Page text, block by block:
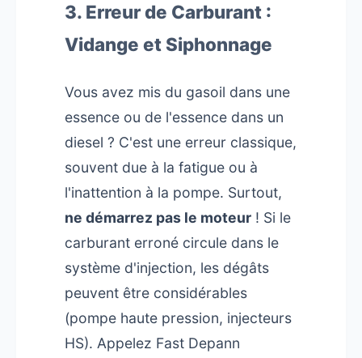
3. Erreur de Carburant :
Vidange et Siphonnage
Vous avez mis du gasoil dans une
essence ou de l'essence dans un
diesel ? C'est une erreur classique,
souvent due à la fatigue ou à
l'inattention à la pompe. Surtout,
ne démarrez pas le moteur ! Si le
carburant erroné circule dans le
système d'injection, les dégâts
peuvent être considérables
(pompe haute pression, injecteurs
HS). Appelez Fast Depann